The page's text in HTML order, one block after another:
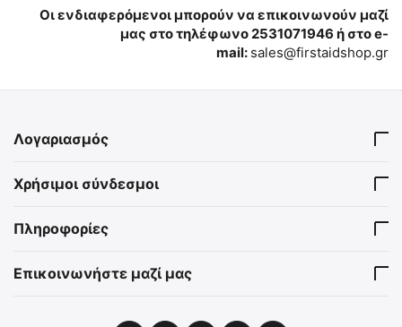
Οι ενδιαφερόμενοι μπορούν να επικοινωνούν μαζί
μας στο τηλέφωνο 2531071946 ή στο e-
mail: sales@firstaidshop.gr
Λογαριασμός
Χρήσιμοι σύνδεσμοι
Πληροφορίες
Επικοινωνήστε μαζί μας